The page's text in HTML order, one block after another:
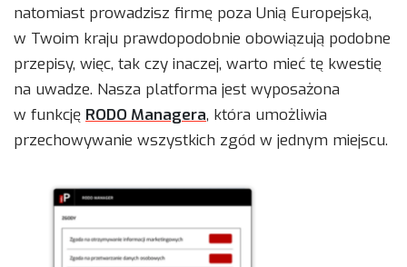
natomiast prowadzisz firmę poza Unią Europejską,
w Twoim kraju prawdopodobnie obowiązują podobne
przepisy, więc, tak czy inaczej, warto mieć tę kwestię
na uwadze. Nasza platforma jest wyposażona
w funkcję RODO Managera, która umożliwia
przechowywanie wszystkich zgód w jednym miejscu.